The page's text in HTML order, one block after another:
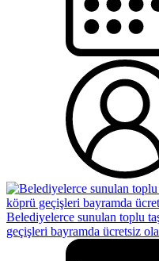
Belediyelerce sunulan toplu
geçişleri bayramda ücretsiz